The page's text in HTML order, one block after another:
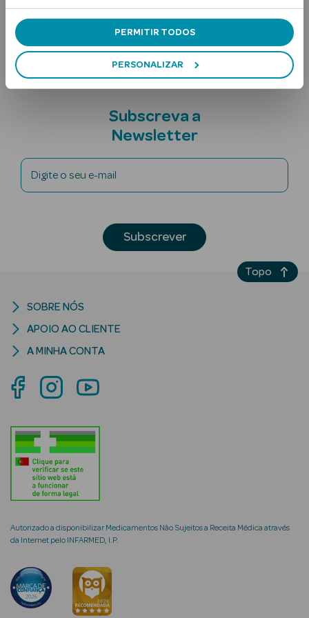
PERMITIR TODOS
PERSONALIZAR
Corpo
Rosto e
Ver Tudo
Cosmética
Rosto
Hidratantes
Séruns Faciais
Anti-
envelhecimento
Nota adicional
Subscreva a
Newsletter
Digite o seu e-mail
Subscrever
Autorizado a disponibilizar Medicamentos Não Sujeitos a Receita Médica através
da Internet pelo INFARMED, I.P.
SOBRE NÓS
APOIO AO CLIENTE
A MINHA CONTA
Topo